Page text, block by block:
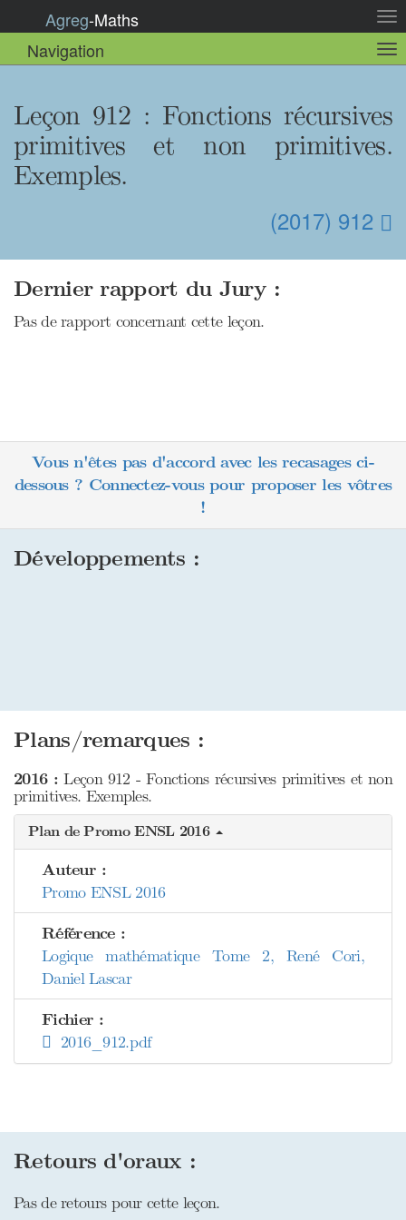
la
Agreg-Maths
Navigation
la
Leçon 912 : Fonctions récursives
primitives et non primitives.
Exemples.
(2017) 912
Dernier rapport du Jury :
Pas de rapport concernant cette leçon.
Vous n'êtes pas d'accord avec les recasages ci-
dessous ? Connectez-vous pour proposer les vôtres
!
Développements :
Plans/remarques :
2016 : Leçon 912 - Fonctions récursives primitives et non
primitives. Exemples.
Plan de Promo ENSL 2016
Auteur :
Promo ENSL 2016
Référence :
Logique mathématique Tome 2, René Cori,
Daniel Lascar
Fichier :
2016_912.pdf
Retours d'oraux :
Pas de retours pour cette leçon.